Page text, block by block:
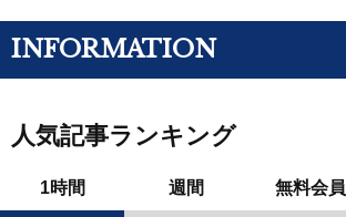
INFORMATION
人気記事ランキング
1時間 週間 無料会員